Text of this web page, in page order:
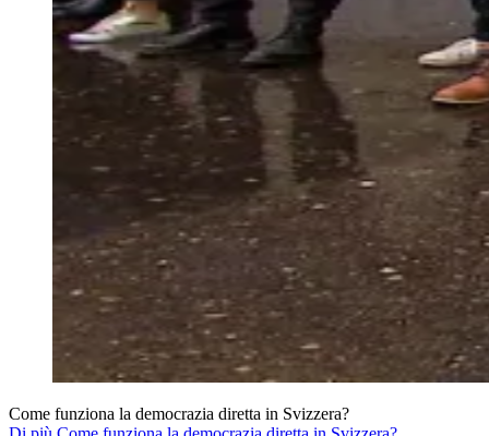
Come funziona la democrazia diretta in Svizzera?